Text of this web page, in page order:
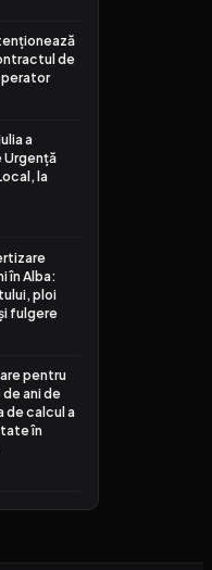
de
a
Urgență
la
în Alba:
ploi
fulgere
pentru
ani de
de calcul a
în